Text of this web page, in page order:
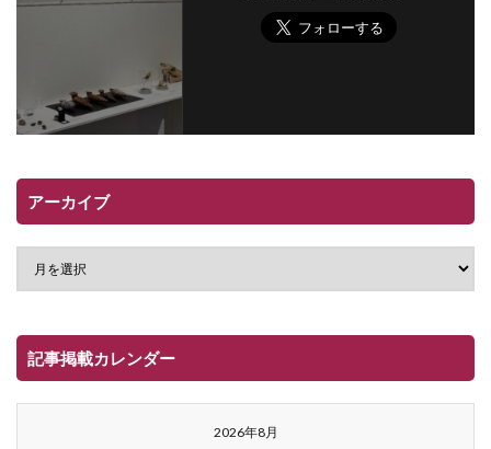
アーカイブ
記事掲載カレンダー
2026年8月